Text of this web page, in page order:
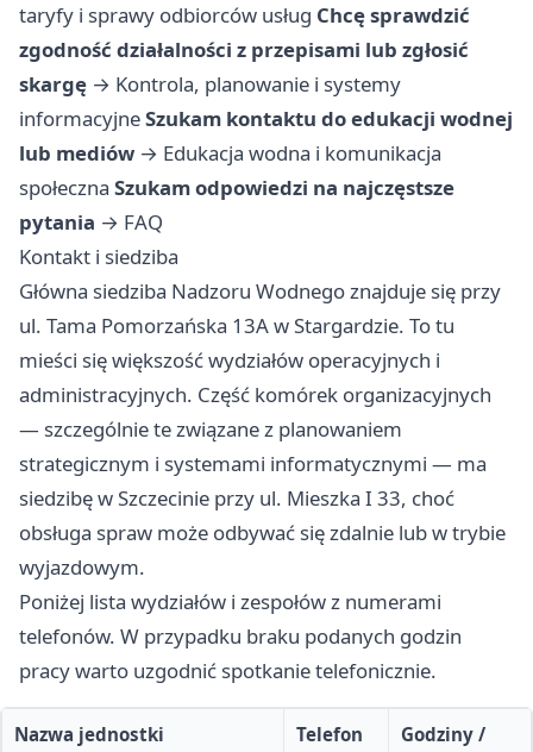
taryfy i sprawy odbiorców usług Chcę sprawdzić
zgodność działalności z przepisami lub zgłosić
skargę → Kontrola, planowanie i systemy
informacyjneSzukam kontaktu do edukacji wodnej
lub mediów → Edukacja wodna i komunikacja
społeczna Szukam odpowiedzi na najczęstsze
pytania → FAQ
Kontakt i siedziba
Główna siedziba Nadzoru Wodnego znajduje się przy
ul. Tama Pomorzańska 13A w Stargardzie. To tu
mieści się większość wydziałów operacyjnych i
administracyjnych. Część komórek organizacyjnych
— szczególnie te związane z planowaniem
strategicznym i systemami informatycznymi — ma
siedzibę w Szczecinie przy ul. Mieszka I 33, choć
obsługa spraw może odbywać się zdalnie lub w trybie
wyjazdowym.
Poniżej lista wydziałów i zespołów z numerami
telefonów. W przypadku braku podanych godzin
pracy warto uzgodnić spotkanie telefonicznie.
Nazwa jednostki Telefon
Godziny /